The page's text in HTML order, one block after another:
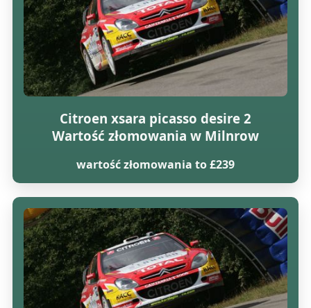
Citroen xsara picasso desire 2
Wartość złomowania w Milnrow
wartość złomowania to £239